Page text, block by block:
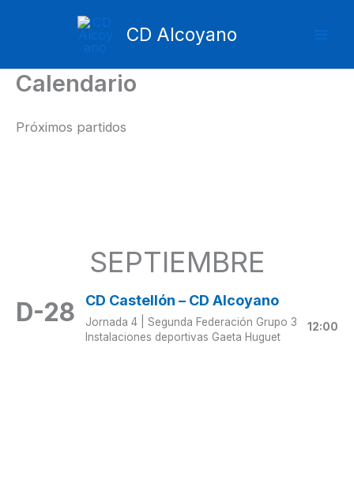
CD Alcoyano
Calendario
Próximos partidos
SEPTIEMBRE
D-28 CD Castellón – CD Alcoyano
Jornada 4 | Segunda Federación Grupo 3
Instalaciones deportivas Gaeta Huguet
12:00